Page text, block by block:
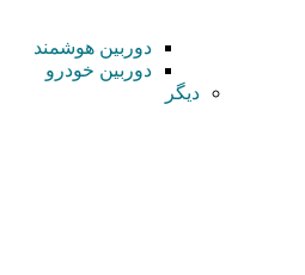
دوربین هوشمند
دوربین خودرو
دیگر